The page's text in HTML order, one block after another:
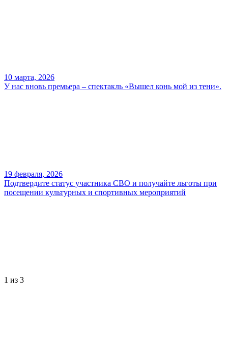
10 марта, 2026
У нас вновь премьера – спектакль «Вышел конь мой из тени».
19 февраля, 2026
Подтвердите статус участника СВО и получайте льготы при
посещении культурных и спортивных мероприятий
1 из 3